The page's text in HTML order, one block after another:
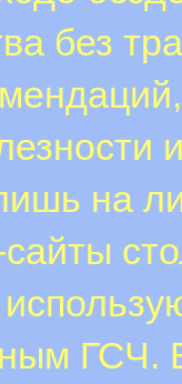
без
на
ГСЧ.